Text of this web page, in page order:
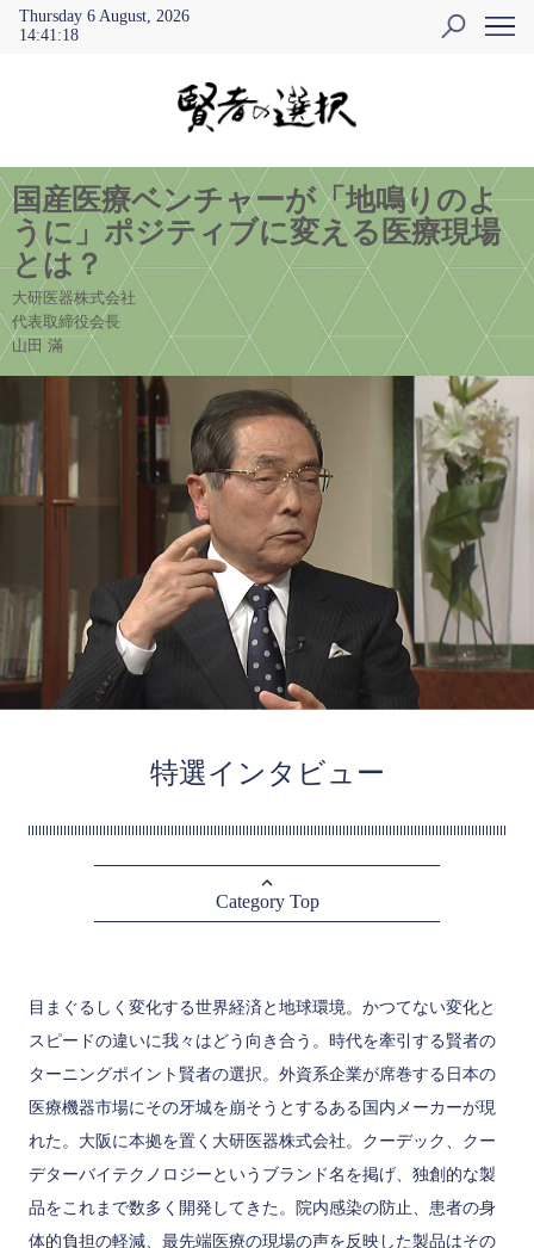
Thursday 6 August, 2026
14:41:19
国産医療ベンチャーが「地鳴りのよ
うに」ポジティブに変える医療現場
とは？
大研医器株式会社
代表取締役会長
山田 滿
特選インタビュー
Category Top
目まぐるしく変化する世界経済と地球環境。かつてない変化と
スピードの違いに我々はどう向き合う。時代を牽引する賢者の
ターニングポイント賢者の選択。外資系企業が席巻する日本の
医療機器市場にその牙城を崩そうとするある国内メーカーが現
れた。大阪に本拠を置く大研医器株式会社。クーデック、クー
デターバイテクノロジーというブランド名を掲げ、独創的な製
品をこれまで数多く開発してきた。院内感染の防止、患者の身
体的負担の軽減、最先端医療の現場の声を反映した製品はその